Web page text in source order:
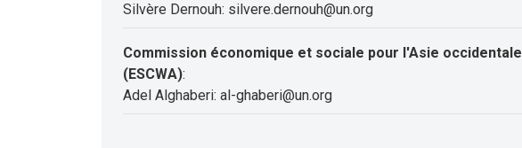
Silvère Dernouh: silvere.dernouh@un.org
Commission économique et sociale pour l'Asie occidentale
(ESCWA):
Adel Alghaberi: al-ghaberi@un.org